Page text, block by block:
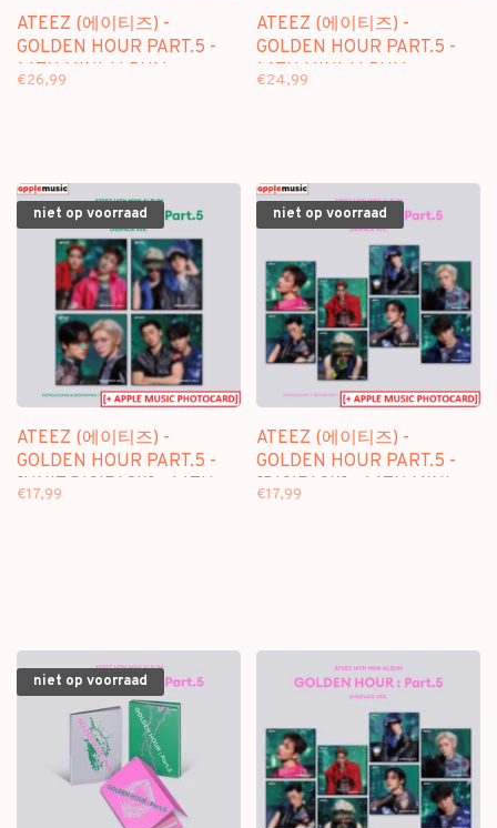
ATEEZ (에이티즈) -
GOLDEN HOUR PART.5 -
14TH MINI ALBUM +
€26,99
ATEEZ (에이티즈) -
GOLDEN HOUR PART.5 -
14TH MINI ALBUM +
€24,99
niet op voorraad
ATEEZ (에이티즈) -
GOLDEN HOUR PART.5 -
[UNIT DIGIPACK] - 14TH
€17,99
niet op voorraad
ATEEZ (에이티즈) -
GOLDEN HOUR PART.5 -
[DIGIPACK] - 14TH MINI
€17,99
niet op voorraad